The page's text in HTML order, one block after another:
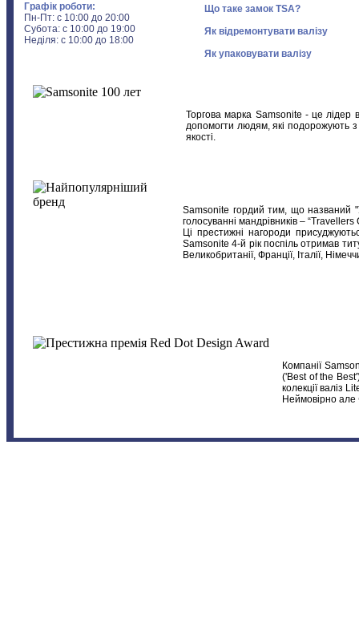
Графік роботи:
Пн-Пт: с 10:00 до 20:00
Субота: с 10:00 до 19:00
Неділя: с 10:00 до 18:00
Що таке замок TSA?
Як відремонтувати валізу
Як упаковувати валізу
Торгова марка Samsonite - це лідер
допомогти людям, які подорожують з
якості.
Samsonite гордий тим, що названий
голосуванні мандрівників –
Ці престижні нагороди
Samsonite 4-й рік поспіль отримав
Великобританії, Франції, Італії,
Компанії
('Best of the
колекції валіз
Неймовірно але